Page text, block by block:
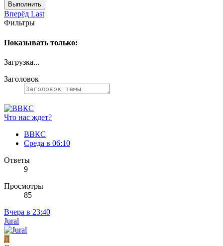
Выполнить
Вперёд Last
Фильтры
Показывать только:
Загрузка...
Заголовок
Что нас ждет?
ВВКС
Среда в 06:10
Ответы
9
Просмотры
85
Вчера в 23:40
Jural
Д